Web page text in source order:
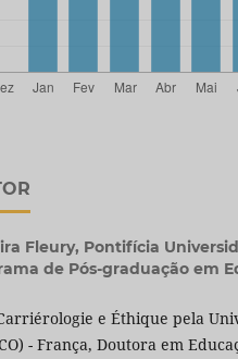
Fleury, Pontifícia
de Pós-graduação em
e Éthique pela
- França, Doutora em